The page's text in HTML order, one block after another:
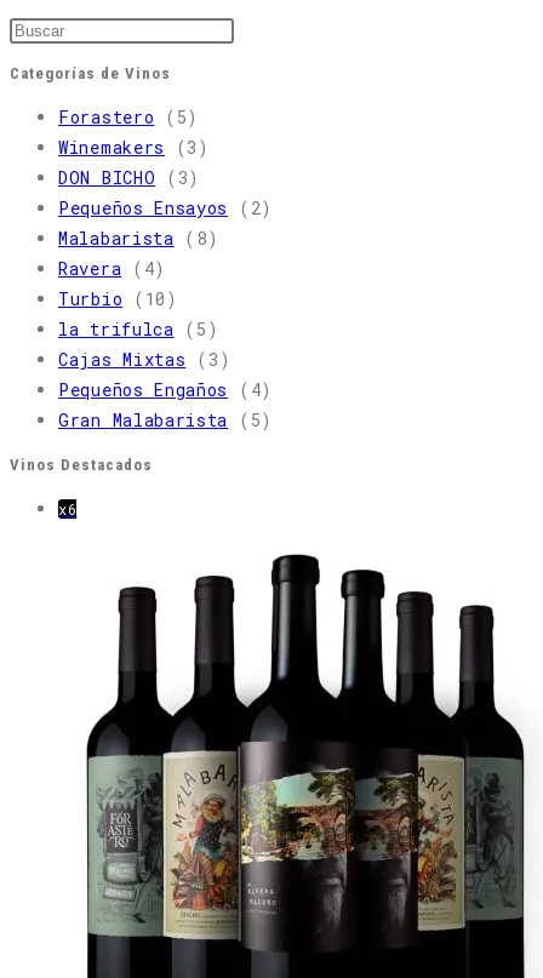
Pulsa
de
Categorías de Vinos
Forastero
(5)
Winemakers
(3)
DON BICHO
(3)
Pequeños Ensayos
(2)
Malabarista (8)
Ravera (4)
Turbio
(10)
la trifulca (5)
Cajas Mixtas
(3)
Pequeños Engaños
(4)
Gran Malabarista
(5)
Vinos Destacados
x6